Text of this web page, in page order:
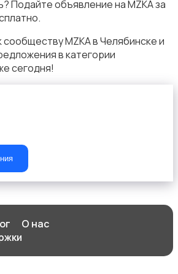
стоянок
Подайте объявление на MZKA за
MZKA в Челябинске и
в категории
сегодня!
О нас